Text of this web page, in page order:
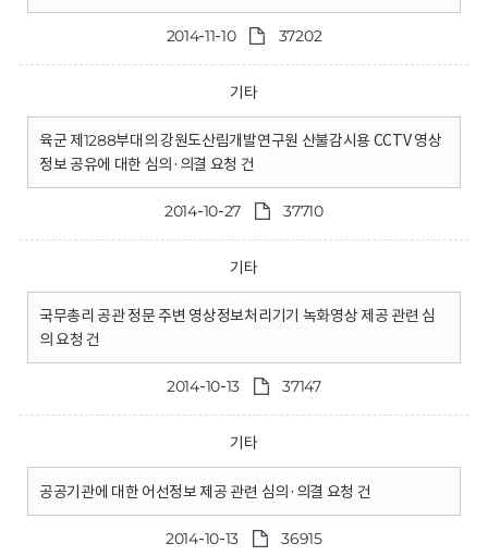
2014-11-10 37202
기타
육군 제1288부대의 강원도산림개발연구원 산불감시용 CCTV 영상
정보 공유에 대한 심의·의결 요청 건
2014-10-27 37710
기타
국무총리 공관 정문 주변 영상정보처리기기 녹화영상 제공 관련 심
의 요청 건
2014-10-13 37147
기타
공공기관에 대한 어선정보 제공 관련 심의·의결 요청 건
2014-10-13 36915